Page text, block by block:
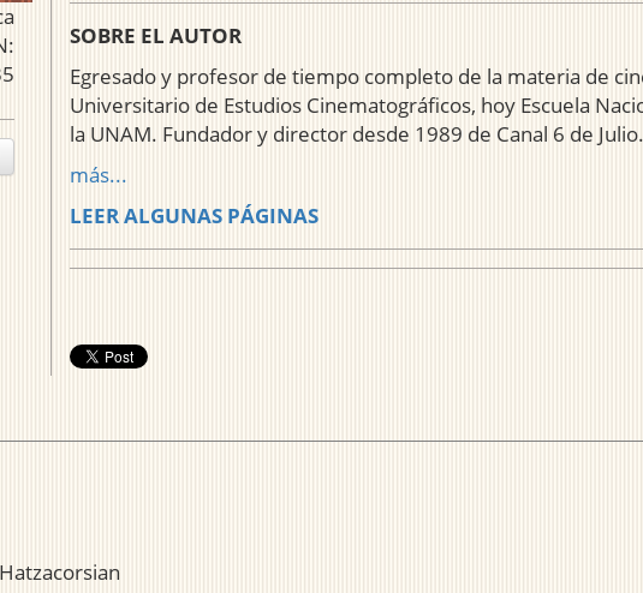
SOBRE EL AUTOR
Egresado y profesor de tiempo completo de la materia de
Universitario de Estudios Cinematográficos, hoy Escuela
la UNAM. Fundador y director desde 1989 de Canal 6 de Julio.
más...
LEER ALGUNAS PÁGINAS